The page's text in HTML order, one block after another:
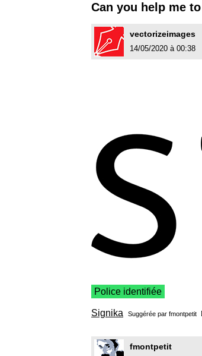
Can you help me
vectorizeimages
14/05/2020 à 00:38
Police identifiée
Signika Suggérée par fmontpetit
fmontpetit